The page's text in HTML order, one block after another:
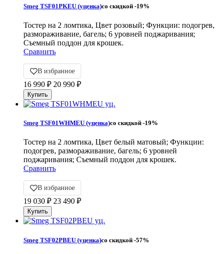
Smeg TSF01PKEU (уценка)со скидкой -19%
Тостер на 2 ломтика, Цвет розовый; Функции: подогрев,
размораживание, багель; 6 уровней поджаривания;
Съемный поддон для крошек.
Сравнить
В избранное
16 990 ₽ 20 990 ₽
Smeg TSF01WHMEU (уценка)со скидкой -19%
Тостер на 2 ломтика, Цвет белый матовый; Функции:
подогрев, размораживание, багель; 6 уровней
поджаривания; Съемный поддон для крошек.
Сравнить
В избранное
19 030 ₽ 23 490 ₽
Smeg TSF02PBEU (уценка)со скидкой -57%